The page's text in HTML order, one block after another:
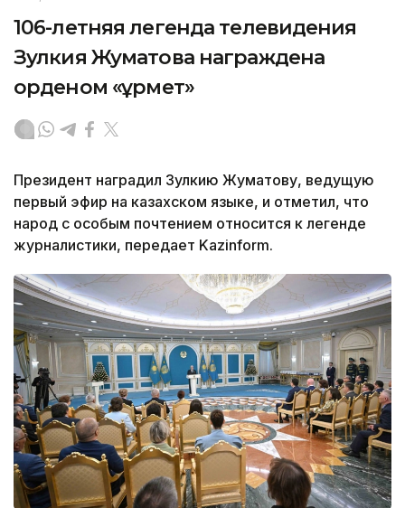
106-летняя легенда телевидения
Зулкия Жуматова награждена
орденом «Құрмет»
Президент наградил Зулкию Жуматову, ведущую
первый эфир на казахском языке, и отметил, что
народ с особым почтением относится к легенде
журналистики, передает Kazinform.